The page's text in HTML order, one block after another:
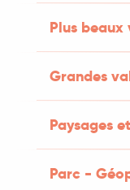
Plus beaux
Grandes
Paysages
Parc -